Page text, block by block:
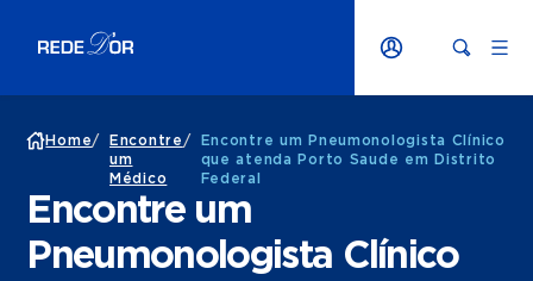
Home/
Encontre
um
Médico
/
Encontre um Pneumonologista Clínico
que atenda Porto Saude em Distrito
Federal
Encontre um
Pneumonologista Clínico